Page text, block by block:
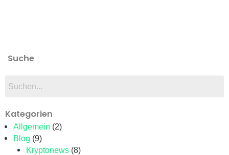
Suche
Kategorien
Allgemein (2)
Blog (9)
Kryptonews (8)